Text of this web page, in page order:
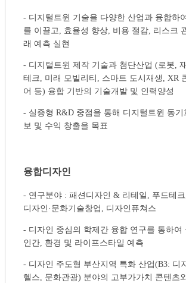
- 디지털트윈 기술을 다양한 산업과 융합하
를 이끌고, 효율성 향상, 비용 절감, 리스크
래 예측 실현
- 디지털트윈 제작 기술과 첨단산업 (로봇,
테크, 미래 모빌리티, 스마트 도시재생, XR
어 등) 융합 기반의 기술개발 및 인력양성
- 실증형 R&D 중점을 통해 디지털트윈 동
보 및 수익 창출을 목표
융합디자인
- 연구분야 : 패션디자인 & 리테일, 푸드테
디자인·문화기술창업, 디자인퓨쳐스
- 디자인 중심의 학제간 융합 연구를 통하여
인간, 환경 및 라이프스타일 예측
- 디자인 주도형 부산지역 특화 산업(B3: 디
헬스, 문화관광) 분야의 고부가가치 콘텐츠